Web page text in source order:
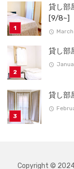
貸し部
[9/8~]
貸し部
貸し部
Copyright ©